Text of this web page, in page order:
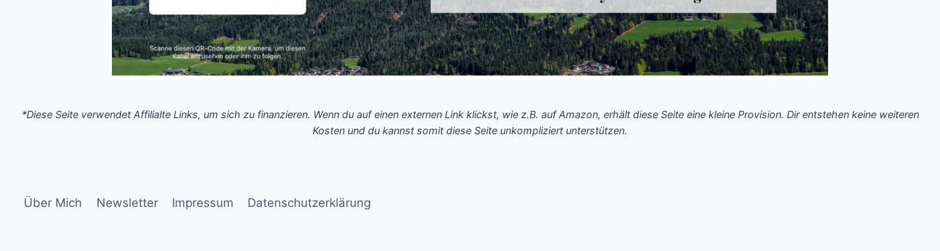
*Diese Seite verwendet Affilialte Links, um sich zu finanzieren. Wenn du auf einen externen Link klickst, wie z.B. auf Amazon, erhält diese Seite eine kleine Provision. Dir entstehen keine weiteren
Kosten und du kannst somit diese Seite unkompliziert unterstützen.
Über Mich Newsletter Impressum Datenschutzerklärung